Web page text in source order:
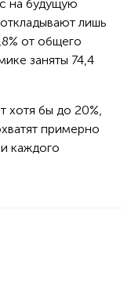
на будущую
лишь
от общего
заняты 74,4
хотя бы до 20%,
примерно
каждого